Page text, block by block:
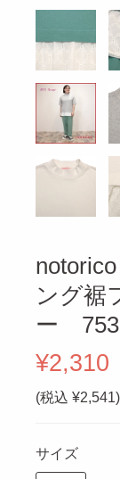
ング裾
ー
¥2,310
(税込 ¥2,541)
サイズ